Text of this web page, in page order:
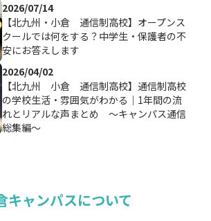
2026/07/14
【北九州・小倉 通信制高校】オープンス
クールでは何をする？中学生・保護者の不
安にお答えします
2026/04/02
【北九州 小倉 通信制高校】通信制高校
の学校生活・雰囲気がわかる｜1年間の流
れとリアルな声まとめ ～キャンパス通信
総集編～
キャンパスについて